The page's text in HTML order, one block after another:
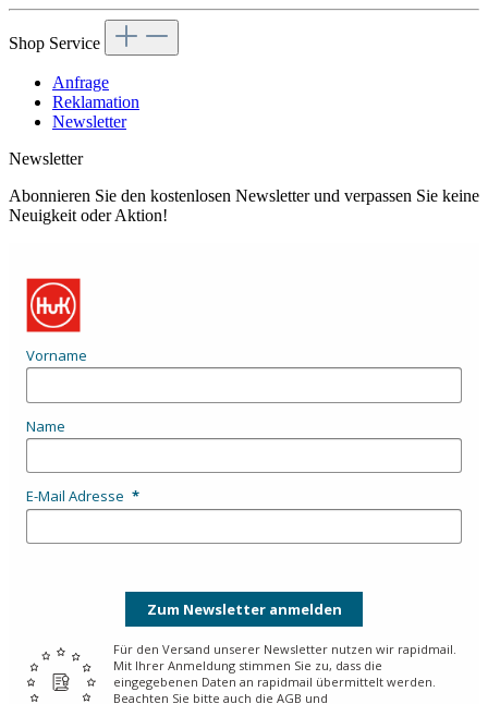
Shop Service
Anfrage
Reklamation
Newsletter
Newsletter
Abonnieren Sie den kostenlosen Newsletter und verpassen Sie keine
Neuigkeit oder Aktion!
Vorname
Name
E-Mail Adresse
Zum Newsletter anmelden
Für den Versand unserer Newsletter nutzen wir rapidmail.
Mit Ihrer Anmeldung stimmen Sie zu, dass die
eingegebenen Daten an rapidmail übermittelt werden.
Beachten Sie bitte auch die AGB und